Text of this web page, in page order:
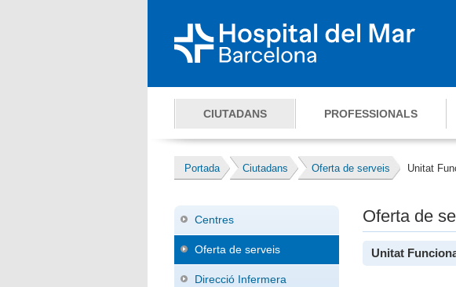
CIUTADANS PROFESSIONALS
Portada Ciutadans Oferta de serveis Unitat
Centres
Oferta de serveis
Direcció Infermera
Oferta de
Unitat